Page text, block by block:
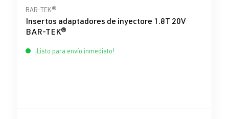
Calificación promedio de 4.83 de 5 estrellas
BAR-TEK®
Insertos adaptadores de inyectore 1.8T 20V
BAR-TEK®
¡Listo para envío inmediato!